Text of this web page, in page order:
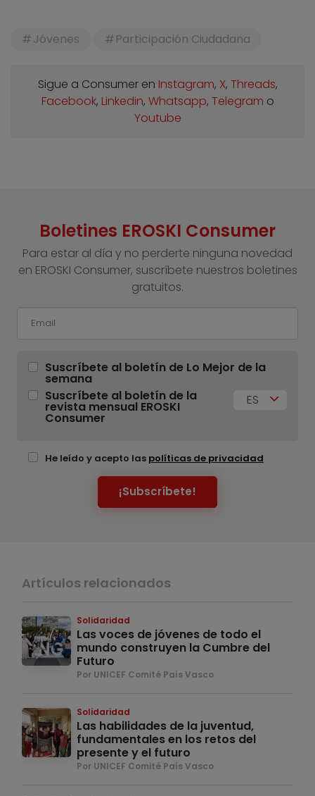
Jóvenes Participación Ciudadana
Sigue a Consumer en Instagram, X, Threads,
Facebook, Linkedin, Whatsapp, Telegram o
Youtube
Boletines EROSKI Consumer
Para estar al día y no perderte ninguna novedad
en EROSKI Consumer, suscríbete nuestros boletines
gratuitos.
Suscríbete al boletín de Lo Mejor de la
semana
Suscríbete al boletín de la
revista mensual EROSKI
Consumer
ES
He leído y acepto las políticas de privacidad
¡Subscríbete!
Artículos relacionados
Solidaridad
Las voces de jóvenes de todo el
mundo construyen la Cumbre del
Futuro
Por UNICEF Comité País Vasco
Solidaridad
Las habilidades de la juventud,
fundamentales en los retos del
presente y el futuro
Por UNICEF Comité País Vasco